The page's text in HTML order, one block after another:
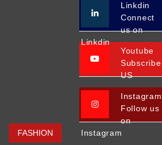
FASHION
Linkdin
Connect
us on
Linkdin
Youtube
Subscribe
US
Instagram
Follow us
on
Instagram